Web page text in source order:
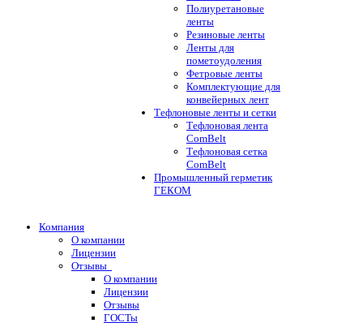
Полиуретановые
ленты
Резиновые ленты
Ленты для
пометоудоления
Фетровые ленты
Комплектующие для
конвейерных лент
Тефлоновые ленты и сетки
Тефлоновая лента
ComBelt
Тефлоновая сетка
ComBelt
Промышленный герметик
ГЕКОМ
Компания
О компании
Лицензии
Отзывы
О компании
Лицензии
Отзывы
ГОСТы